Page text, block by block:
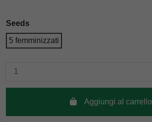
Seeds
5 femminizzati
Aggiungi al carrello